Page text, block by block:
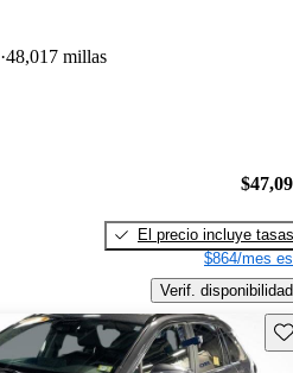
48,017 millas
El precio incluye tasas
$864/mes
Verif. disponibilidad